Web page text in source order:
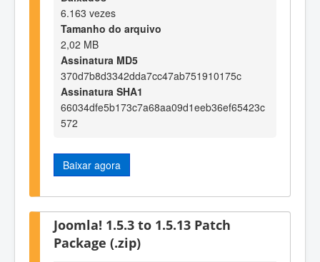
6.163 vezes
Tamanho do arquivo
2,02 MB
Assinatura MD5
370d7b8d3342dda7cc47ab751910175c
Assinatura SHA1
66034dfe5b173c7a68aa09d1eeb36ef65423c
572
Baixar agora
Joomla! 1.5.3 to 1.5.13 Patch
Package (.zip)